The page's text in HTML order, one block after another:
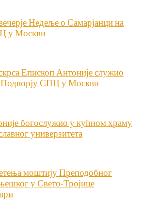
Недеље о Самарјанци на
у Москви
Епископ Антоније служио
Подворју СПЦ у Москви
богослужио у кућном храму
универзитета
моштију Преподобног
у Свето-Тројице